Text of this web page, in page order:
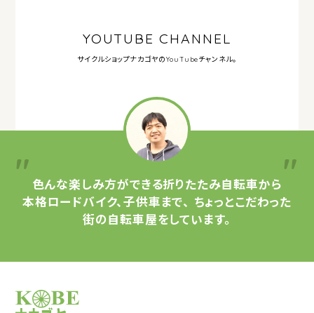
YOUTUBE CHANNEL
サイクルショップナカゴヤのYouTubeチャンネル。
色んな楽しみ方ができる折りたたみ自転車から
本格ロードバイク、子供車まで、 ちょっとこだわった
街の自転車屋をしています。
サイクルショップナカゴヤ